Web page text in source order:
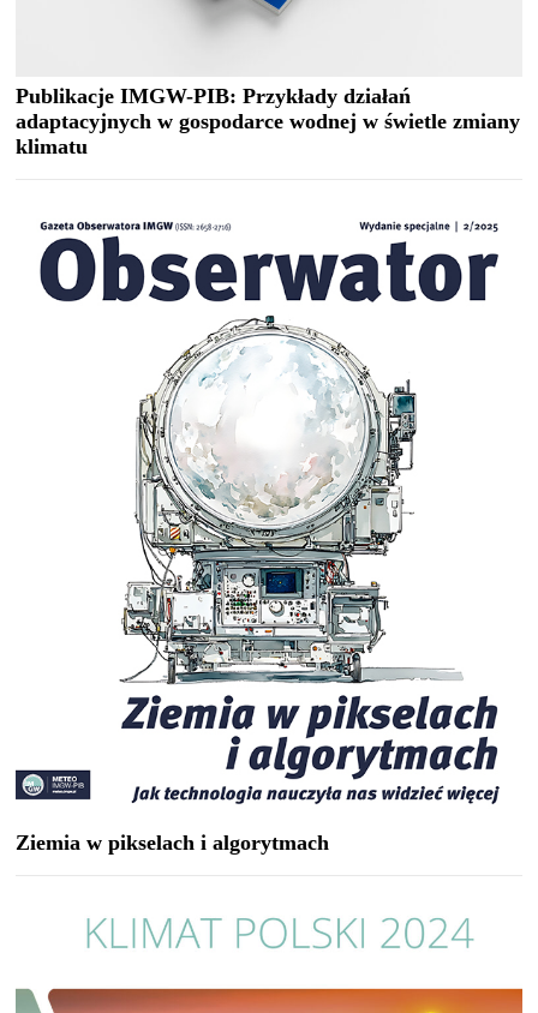
Publikacje IMGW-PIB: Przykłady działań
adaptacyjnych w gospodarce wodnej w świetle zmiany
klimatu
Ziemia w pikselach i algorytmach